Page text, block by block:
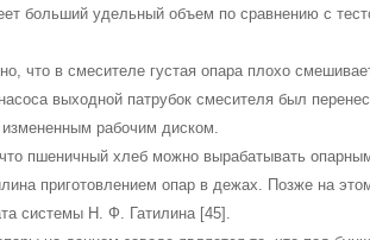
боль­ший удельный объем по сравнению с
что в смесителе густая опара плохо
выходной патрубок смесителя был
рабочим диском.
пше­ничный хлеб можно вырабатывать
приготовлением опар в дежах. Позже на
системы Н. Ф. Гатилина [45].